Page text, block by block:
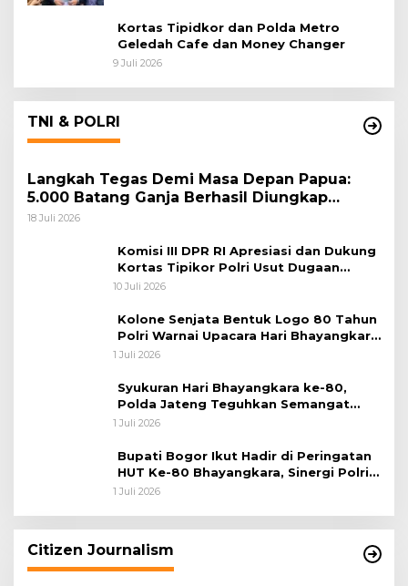
Kortas Tipidkor dan Polda Metro
Geledah Cafe dan Money Changer
9 Juli 2026
TNI & POLRI
Langkah Tegas Demi Masa Depan Papua:
5.000 Batang Ganja Berhasil Diungkap
Koops TNI Habema
18 Juli 2026
Komisi III DPR RI Apresiasi dan Dukung
Kortas Tipikor Polri Usut Dugaan
Korupsi Batu Bara
10 Juli 2026
Kolone Senjata Bentuk Logo 80 Tahun
Polri Warnai Upacara Hari Bhayangkara
ke-80
1 Juli 2026
Syukuran Hari Bhayangkara ke-80,
Polda Jateng Teguhkan Semangat
Pengabdian dan Pererat Kebersamaan
1 Juli 2026
Bupati Bogor Ikut Hadir di Peringatan
HUT Ke-80 Bhayangkara, Sinergi Polri
dan Pemkab Bogor Jadi Kunci Menjaga
1 Juli 2026
Citizen Journalism